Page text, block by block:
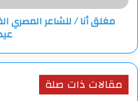
أبو
مغلق أنا / للشاعر المصري
مقالات ذات صلة